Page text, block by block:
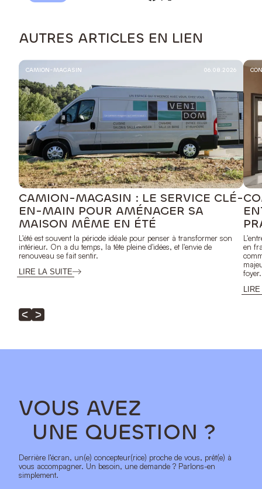
AUTRES ARTICLES EN LIEN
CAMION-MAGASIN 06.08.2026
CAMION-MAGASIN : LE SERVICE CLÉ-
EN-MAIN POUR AMÉNAGER SA
MAISON MÊME EN ÉTÉ
L'été est souvent la période idéale pour penser à transformer son
intérieur. On a du temps, la tête pleine d'idées, et l'envie de
renouveau se fait sentir.
LIRE LA SUITE
en
foyer.
VOUS AVEZ
UNE QUESTION ?
Derrière l’écran, un(e) concepteur(rice) proche de vous, prêt(e) à
vous accompagner. Un besoin, une demande ? Parlons-en
simplement.